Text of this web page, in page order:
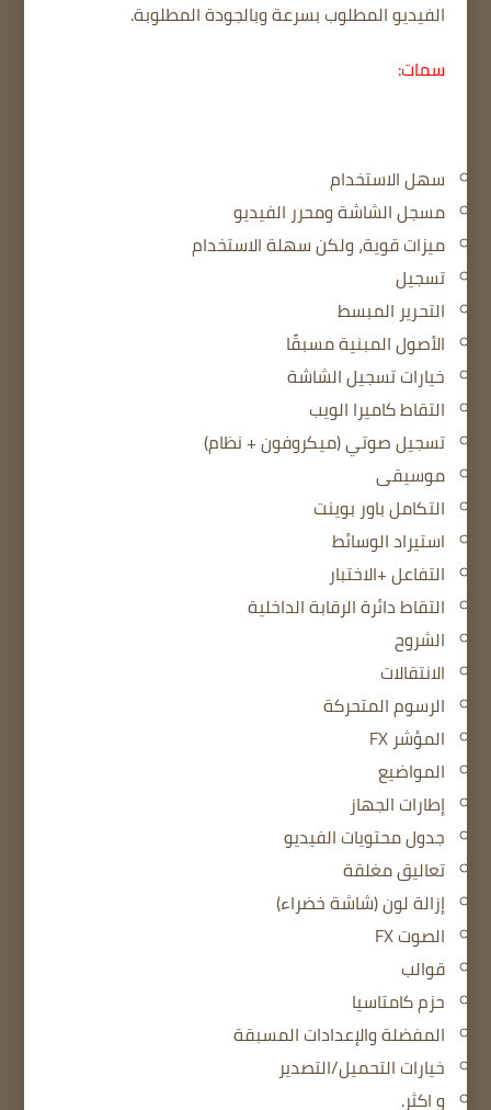
الفيديو المطلوب بسرعة وبالجودة المطلوبة.
سمات:
سهل الاستخدام
مسجل الشاشة ومحرر الفيديو
ميزات قوية، ولكن سهلة الاستخدام
تسجيل
التحرير المبسط
الأصول المبنية مسبقًا
خيارات تسجيل الشاشة
التقاط كاميرا الويب
تسجيل صوتي (ميكروفون + نظام)
موسيقى
التكامل باور بوينت
استيراد الوسائط
التفاعل +الاختبار
التقاط دائرة الرقابة الداخلية
الشروح
الانتقالات
الرسوم المتحركة
المؤشر FX
المواضيع
إطارات الجهاز
جدول محتويات الفيديو
تعاليق مغلقة
إزالة لون (شاشة خضراء)
الصوت FX
قوالب
حزم كامتاسيا
المفضلة والإعدادات المسبقة
خيارات التحميل/التصدير
و اكثر.